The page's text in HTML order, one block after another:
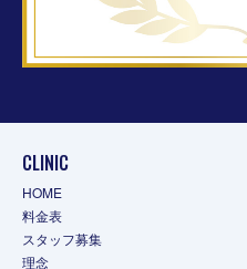
CLINIC
HOME
料金表
スタッフ募集
理念